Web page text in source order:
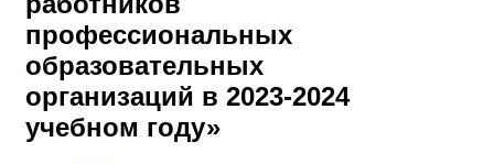
профессиональных
образовательных
организаций в 2023-2024
учебном году»